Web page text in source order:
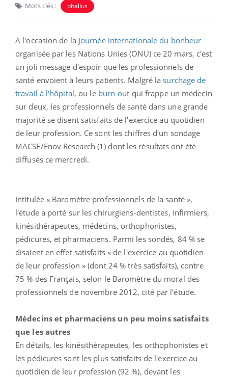
Mots clés : phallus
A l'occasion de la Journée internationale du bonheur
organisée par les Nations Unies (ONU) ce 20 mars, c'est
un joli message d'espoir que les professionnels de
santé envoient à leurs patients. Malgré la surchage de
travail à l'hôpital, ou le burn-out qui frappe un médecin
sur deux, les professionnels de santé dans une grande
majorité se disent satisfaits de l'exercice au quotidien
de leur profession. Ce sont les chiffres d'un sondage
MACSF/Enov Research (1) dont les résultats ont été
diffusés ce mercredi.
Intitulée « Baromètre professionnels de la santé »,
l'étude a porté sur les chirurgiens-dentistes, infirmiers,
kinésithérapeutes, médecins, orthophonistes,
pédicures, et pharmaciens. Parmi les sondés, 84 % se
disaient en effet satisfaits « de l'exercice au quotidien
de leur profession » (dont 24 % très satisfaits), contre
75 % des Français, selon le Baromètre du moral des
professionnels de novembre 2012, cité par l'étude.
Médecins et pharmaciens un peu moins satisfaits
que les autres
En détails, les kinésithérapeutes, les orthophonistes et
les pédicures sont les plus satisfaits de l'exercice au
quotidien de leur profession (92 %), devant les